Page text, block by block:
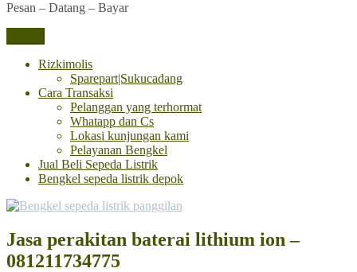
Pesan – Datang – Bayar
Rizkimolis
Sparepart|Sukucadang
Cara Transaksi
Pelanggan yang terhormat
Whatapp dan Cs
Lokasi kunjungan kami
Pelayanan Bengkel
Jual Beli Sepeda Listrik
Bengkel sepeda listrik depok
Jasa perakitan baterai lithium ion –
081211734775